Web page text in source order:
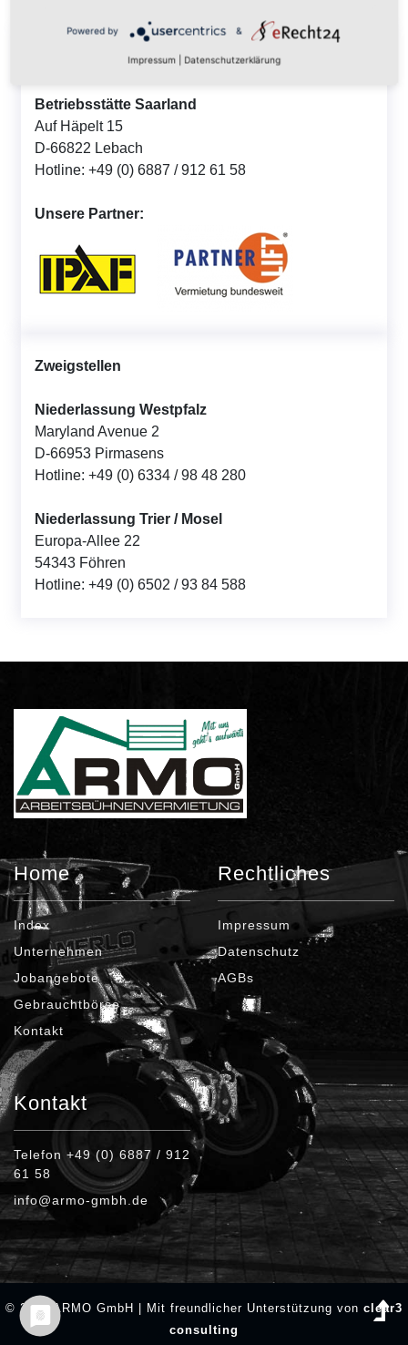
Betriebsstätte Saarland
Auf Häpelt 15
D-66822 Lebach
Hotline: +49 (0) 6887 / 912 61 58
Unsere Partner:
Zweigstellen
Niederlassung Westpfalz
Maryland Avenue 2
D-66953 Pirmasens
Hotline: +49 (0) 6334 / 98 48 280
Niederlassung Trier / Mosel
Europa-Allee 22
54343 Föhren
Hotline: +49 (0) 6502 / 93 84 588
Home
Index
Unternehmen
Jobangebote
Gebrauchtbörse
Kontakt
Rechtliches
Impressum
Datenschutz
AGBs
Kontakt
Telefon +49 (0) 6887 / 912
61 58
info@armo-gmbh.de
© 2026 ARMO GmbH | Mit freundlicher Unterstützung von clear3
consulting
Powered by &
Impressum Datenschutzerklärung